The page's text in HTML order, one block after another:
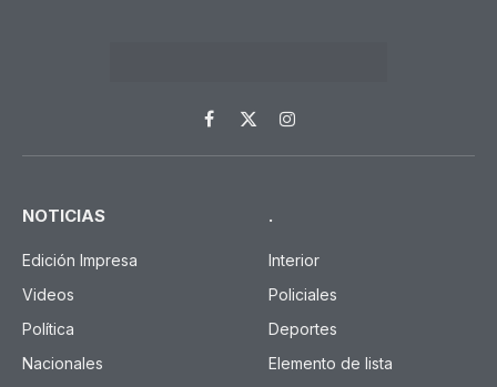
Facebook
X
(Twitter)
Instagram
NOTICIAS
Edición Impresa
Videos
Política
Nacionales
.
Interior
Policiales
Deportes
Elemento de lista